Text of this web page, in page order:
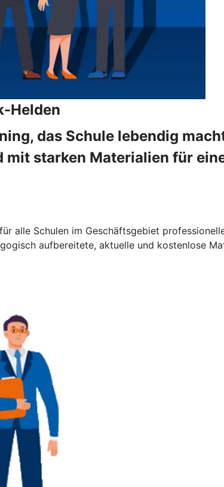
Helden
das Schule lebendig
mit starken Materialien für
alle Schulen im Geschäftsgebiet
aufbereitete, aktuelle und kostenlose